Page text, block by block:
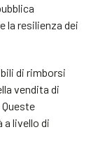
la resilienza dei
di rimborsi
vendita di
a livello di